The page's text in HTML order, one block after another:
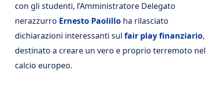
con gli studenti, l’Amministratore Delegato
nerazzurro Ernesto Paolillo ha rilasciato
dichiarazioni interessanti sul fair play finanziario,
destinato a creare un vero e proprio terremoto nel
calcio europeo.